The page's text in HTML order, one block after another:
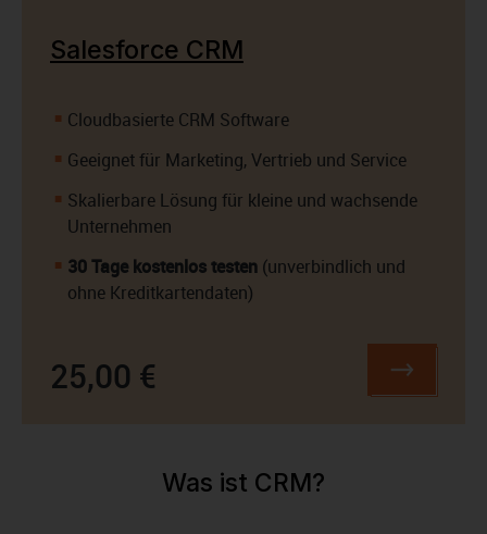
Salesforce CRM
Cloudbasierte CRM Software
Geeignet für Marketing, Vertrieb und Service
Skalierbare Lösung für kleine und wachsende
Unternehmen
30 Tage kostenlos testen (unverbindlich und
ohne Kreditkartendaten)
25,00 €
Was ist CRM?